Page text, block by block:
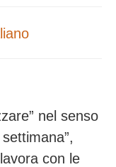
nel senso
con le